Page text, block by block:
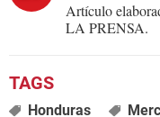
Artículo
LA PRENSA.
Honduras